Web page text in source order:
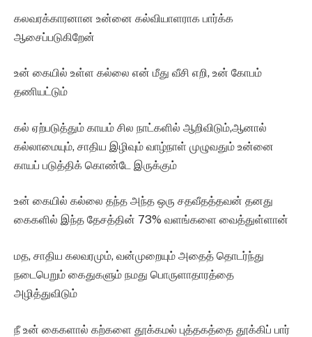
கலவரக்காரனான உன்னை கல்வியாளராக பார்க்க
ஆசைப்படுகிறேன்
உன் கையில் உள்ள கல்லை என் மீது வீசி எறி, உன் கோபம்
தணியட்டும்
கல் ஏற்படுத்தும் காயம் சில நாட்களில் ஆறிவிடும்,ஆனால்
கல்லாமையும், சாதிய இழிவும் வாழ்நாள் முழுவதும் உன்னை
காயப் படுத்திக் கொண்டே இருக்கும்
உன் கையில் கல்லை தந்த அந்த ஒரு சதவீதத்தவன் தனது
கைகளில் இந்த தேசத்தின் 73% வளங்களை வைத்துள்ளான்
மத, சாதிய கலவரமும், வன்முறையும் அதைத் தொடர்ந்து
நடைபெறும் கைதுகளும் நமது பொருளாதாரத்தை
அழித்துவிடும்
நீ உன் கைகளால் கற்களை தூக்கமல் புத்தகத்தை தூக்கிப் பார்